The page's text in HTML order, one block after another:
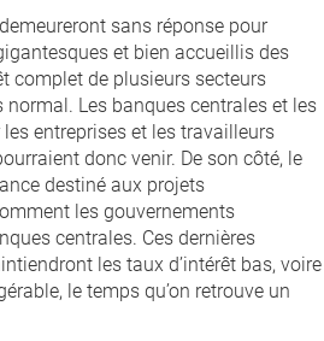
sans réponse pour
et bien accueillis des
complet de plusieurs secteurs
Les banques centrales et les
entreprises et les travailleurs
donc venir. De son côté, le
destiné aux projets
les gouvernements
centrales. Ces dernières
les taux d’intérêt bas, voire
le temps qu’on retrouve un